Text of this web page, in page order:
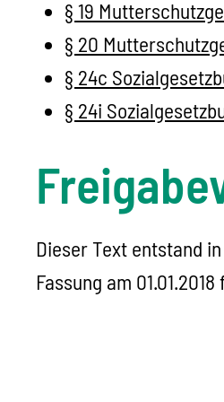
§ 19
§ 20
§ 24c
§ 24i
Dieser Text entstand
Fassung am